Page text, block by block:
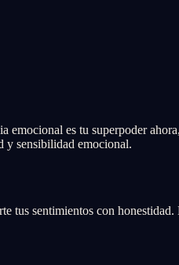
es tu superpoder
y sensibilidad emocional.
sentimientos con